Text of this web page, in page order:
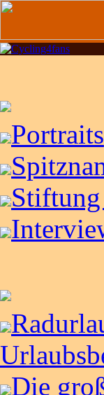
Portraits
Stiftung
Die